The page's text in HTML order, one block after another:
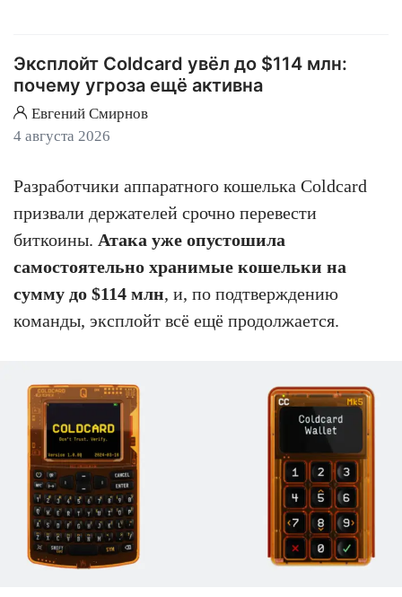
Эксплойт Coldcard увёл до $114 млн:
почему угроза ещё активна
Евгений Смирнов
4 августа 2026
Разработчики аппаратного кошелька Coldcard
призвали держателей срочно перевести
биткоины. Атака уже опустошила
самостоятельно хранимые кошельки на
сумму до $114 млн, и, по подтверждению
команды, эксплойт всё ещё продолжается.